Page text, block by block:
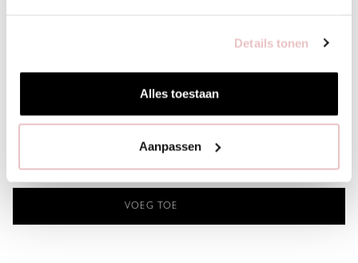
Details tonen
Alles toestaan
Aanpassen
VOEG TOE